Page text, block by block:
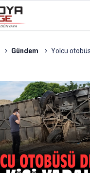
Gündem
Yolcu